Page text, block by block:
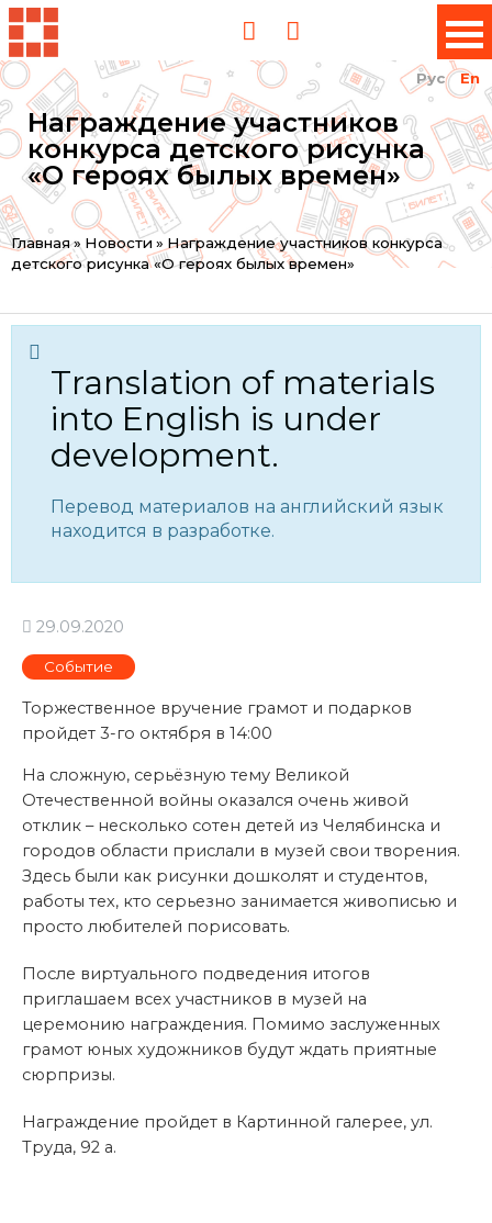
Рус En
Награждение участников
конкурса детского рисунка
«О героях былых времен»
You
are
here
Главная» Новости » Награждение участников конкурса
детского рисунка «О героях былых времен»
Translation of materials
into English is under
development.
Перевод материалов на английский язык
находится в разработке.
29.09.2020
Событие
Торжественное вручение грамот и подарков
пройдет 3-го октября в 14:00
На сложную, серьёзную тему Великой
Отечественной войны оказался очень живой
отклик – несколько сотен детей из Челябинска и
городов области прислали в музей свои творения.
Здесь были как рисунки дошколят и студентов,
работы тех, кто серьезно занимается живописью и
просто любителей порисовать.
После виртуального подведения итогов
приглашаем всех участников в музей на
церемонию награждения. Помимо заслуженных
грамот юных художников будут ждать приятные
сюрпризы.
Награждение пройдет в Картинной галерее, ул.
Труда, 92 а.